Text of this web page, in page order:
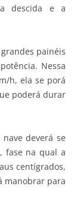
descida e a
painéis
Nessa
h, ela se porá
poderá durar
deverá se
fase na qual a
centígrados,
manobrar para